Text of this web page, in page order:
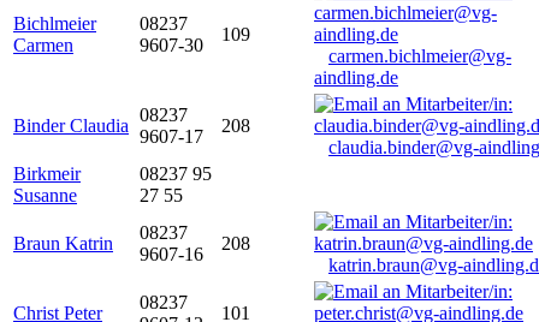
Bichlmeier
Carmen
08237
9607-30
109
carmen.bichlmeier@vg-
aindling.de
Binder Claudia
08237
9607-17
208
claudia.binder@vg-
Birkmeir
Susanne
08237 95
27 55
Braun Katrin
08237
9607-16
208
katrin.braun@vg-
Christ Peter
08237
101